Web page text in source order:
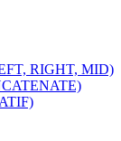
RIGHT, MID)